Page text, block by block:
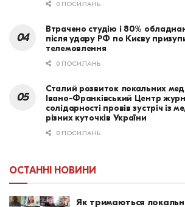
0 ПОСИЛАНЬ
Втрачено студію і 80%
після удару РФ по Києву
телемовлення
0 ПОСИЛАНЬ
Сталий розвиток локальних
Івано-Франківський Центр
солідарності провів зустріч із
різних куточків України
0 ПОСИЛАНЬ
ОСТАННІ НОВИНИ
Як тримаються